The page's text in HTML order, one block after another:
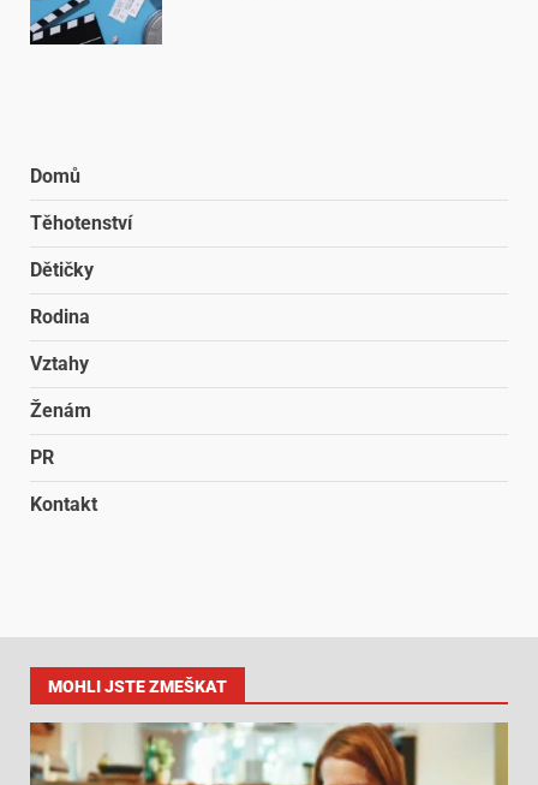
Domů
Těhotenství
Dětičky
Rodina
Vztahy
Ženám
PR
Kontakt
MOHLI JSTE ZMEŠKAT